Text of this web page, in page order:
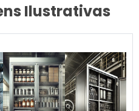
Ilustrativas